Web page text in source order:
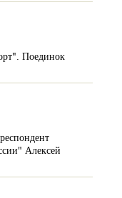
Поединок
Алексей